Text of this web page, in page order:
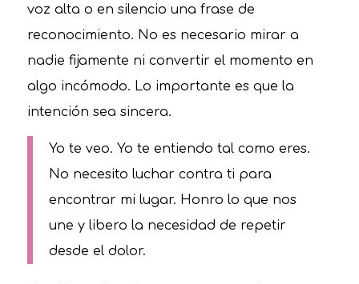
voz alta o en silencio una frase de
reconocimiento. No es necesario mirar a
nadie fijamente ni convertir el momento en
algo incómodo. Lo importante es que la
intención sea sincera.
Yo te veo. Yo te entiendo tal como eres.
No necesito luchar contra ti para
encontrar mi lugar. Honro lo que nos
une y libero la necesidad de repetir
desde el dolor.